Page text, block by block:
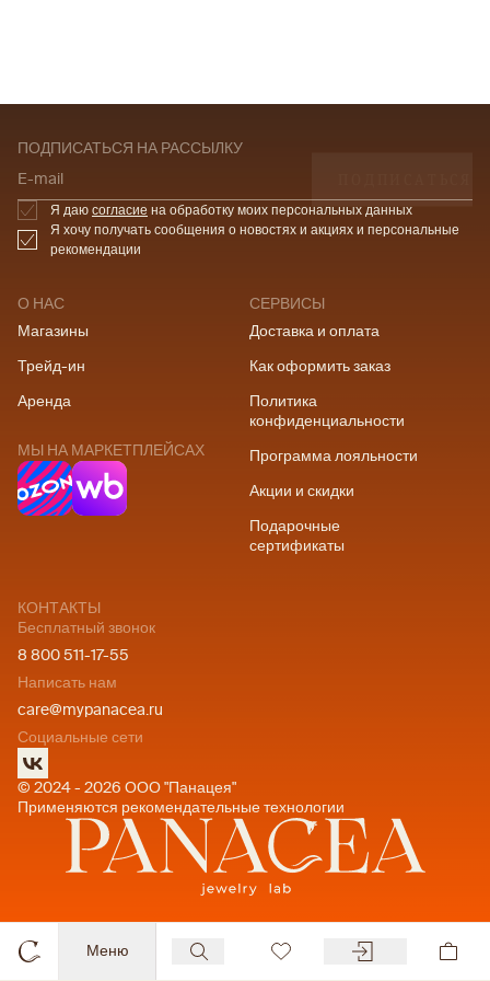
Меню
О НАС
Магазины
Трейд-ин
Аренда
МЫ НА МАРКЕТПЛЕЙСАХ
СЕРВИСЫ
Доставка и оплата
Как оформить заказ
Политика
конфиденциальности
Программа лояльности
Акции и скидки
Подарочные
сертификаты
КОНТАКТЫ
Бесплатный звонок
8 800 511-17-55
Написать нам
care@mypanacea.ru
Социальные сети
© 2024 - 2026 ООО "Панацея"
Применяются рекомендательные технологии
ПОДПИСАТЬСЯ НА РАССЫЛКУ
E-mail
Я даю согласие на обработку моих персональных данных
Я хочу получать сообщения о новостях и акциях и персональные
рекомендации